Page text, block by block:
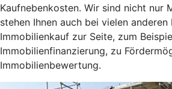
Kaufnebenkosten. Wir sind nicht nur
stehen Ihnen auch bei vielen
Immobilienkauf zur Seite, zum
Immobilienfinanzierung, zu
Immobilienbewertung.